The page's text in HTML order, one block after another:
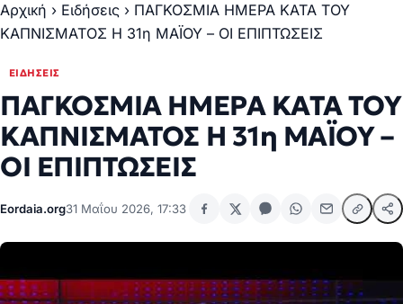
Αρχική › Ειδήσεις › ΠΑΓΚΟΣΜΙΑ ΗΜΕΡΑ ΚΑΤΑ ΤΟΥ
ΚΑΠΝΙΣΜΑΤΟΣ Η 31η ΜΑΪΟΥ – ΟΙ ΕΠΙΠΤΩΣΕΙΣ
ΕΙΔΉΣΕΙΣ
ΠΑΓΚΟΣΜΙΑ ΗΜΕΡΑ ΚΑΤΑ ΤΟΥ
ΚΑΠΝΙΣΜΑΤΟΣ Η 31η ΜΑΪΟΥ –
ΟΙ ΕΠΙΠΤΩΣΕΙΣ
Eordaia.org31 Μαΐου 2026, 17:33